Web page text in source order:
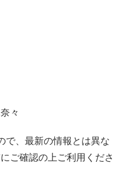
々
で、最新の情報とは異な
ご確認の上ご利用くださ